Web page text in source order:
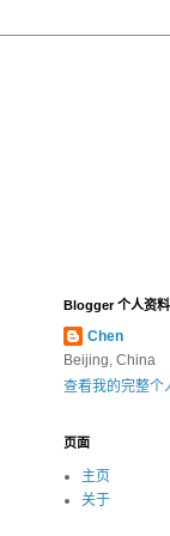
Blogger 个人资料
Chen
Beijing, China
查看我的完整个
页面
主页
关于